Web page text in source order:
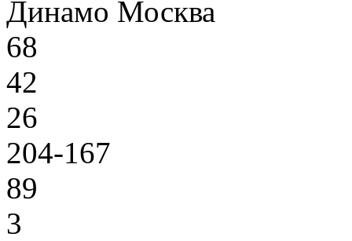
Динамо Москва
68
42
26
204-167
89
3